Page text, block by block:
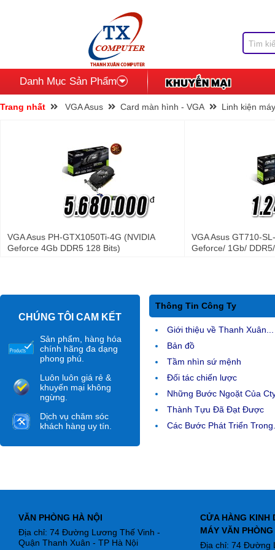
Danh Mục Sản Phẩm
Trang nhất VGA Asus Card màn hình - VGA Linh kiện
đ
VGA Asus PH-GTX1050Ti-4G (NVIDIA
Geforce 4Gb DDR5 128 Bits)
VGA Asus GT710-
Geforce/ 1Gb/
CHÚNG TÔI CAM KẾT
Sản phẩm, hàng hóa
chính hãng đa dạng
phong phú.
Luôn luôn giá rẻ &
khuyến mại không
ngừng.
Dịch vụ chăm sóc
khách hàng uy tín.
Thông Tin Công Ty
Giới thiệu về Thanh Xuân...
Bản đồ
Tầm nhìn sứ mệnh
Đối tác chiến lược
Những Bước Ngoặt Của
Thành Tựu Đã Đạt Được
Các Bước Phát Triển
VĂN PHÒNG HÀ NỘI
Địa chỉ: 74 Đường Lương Thế Vinh -
Quận Thanh Xuân - TP Hà Nội
CỬA HÀNG KINH
MÁY VĂN PHÒNG
Địa chỉ: 74 Đường